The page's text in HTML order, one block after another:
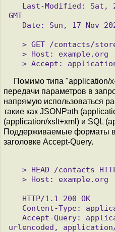
GMT
Помимо типа "application/
передачи параметров в
напрямую использоваться
такие как JSONPath
(application/xslt+xml) и SQL
Поддерживаемые форматы
заголовке Accept-Query.
urlencoded,